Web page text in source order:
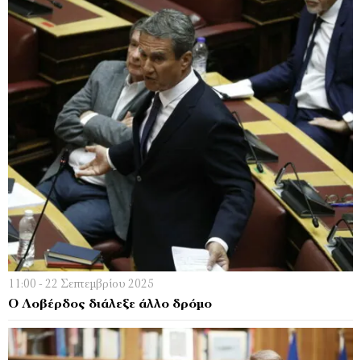
11:00 - 22 Σεπτεμβρίου 2025
Ο Λοβέρδος διάλεξε άλλο δρόμο